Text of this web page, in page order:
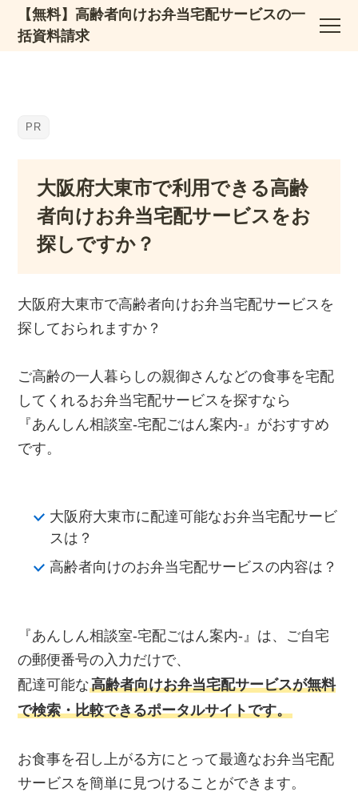
【無料】高齢者向けお弁当宅配サービスの一
括資料請求
大阪府大東市で利用できる高齢
者向けお弁当宅配サービスをお
探しですか？
大阪府大東市で高齢者向けお弁当宅配サービスを
探しておられますか？
ご高齢の一人暮らしの親御さんなどの食事を宅配
してくれるお弁当宅配サービスを探すなら
『あんしん相談室‐宅配ごはん案内‐』がおすすめ
です。
大阪府大東市に配達可能なお弁当宅配サービ
スは？
高齢者向けのお弁当宅配サービスの内容は？
『あんしん相談室‐宅配ごはん案内‐』は、ご自宅
の郵便番号の入力だけで、
配達可能な高齢者向けお弁当宅配サービスが無料
で検索・比較できるポータルサイトです。
お食事を召し上がる方にとって最適なお弁当宅配
サービスを簡単に見つけることができます。